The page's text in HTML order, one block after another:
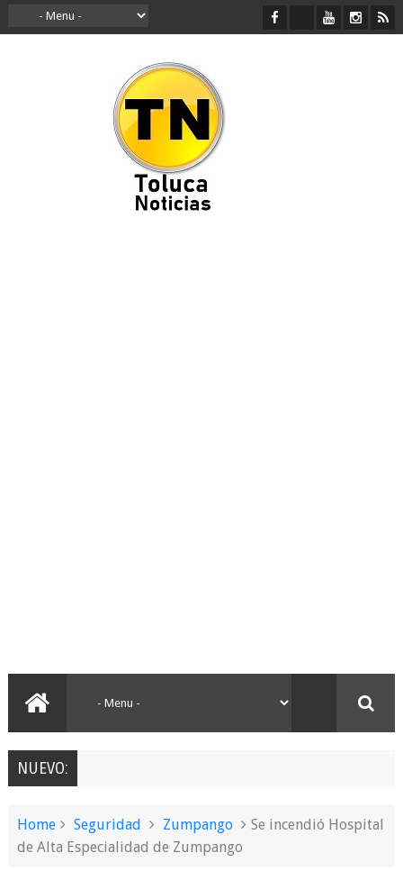
NUEVO:
Home Seguridad Zumpango
Se incendió Hospital
de Alta Especialidad de Zumpango